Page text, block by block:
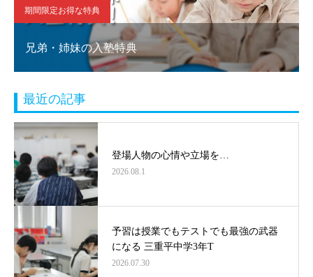
期間限定お得な特典
兄弟・姉妹の入塾特典
最近の記事
登場人物の心情や立場を…
2026.08.1
予習は授業でもテストでも最強の武器
になる 三重平中学3年T
2026.07.30